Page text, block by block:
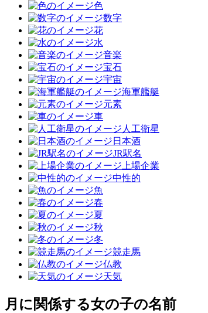
色
数字
花
水
音楽
宝石
宇宙
海軍艦艇
元素
車
人工衛星
日本酒
JR駅名
上場企業
中性的
魚
春
夏
秋
冬
競走馬
仏教
天気
月に関係する女の子の名前